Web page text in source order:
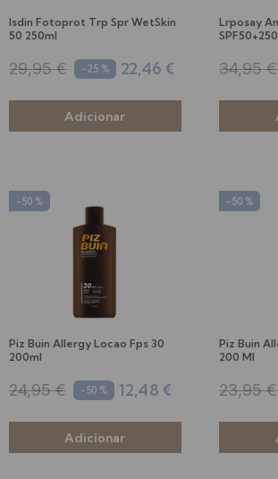
Chupetas e Acessórios
Biberões e Tetinas
Acessórios de Alimentação
Equipamentos e Acessórios
Ver tudo
Almofadas de Amamentação
Ver tudo
Isdin Fotoprot Trp Spr WetSkin
50 250ml
29,95 € -25 % 22,46 €
Lrposay
34,95 €
-50 %
Piz Buin Allergy Locao Fps 30
200ml
24,95 € -50 % 12,48 €
-50 %
Piz Buin
200 Ml
23,95 €